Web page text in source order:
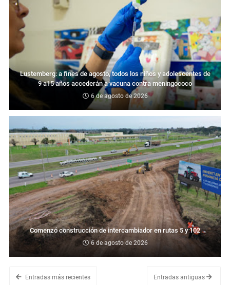
Lustemberg: a fines de agosto, todos los niños y adolescentes de
9 a15 años accederán a vacuna contra meningococo
6 de agosto de 2026
Comenzó construcción de intercambiador en rutas 5 y 102
6 de agosto de 2026
Entradas más recientes Entradas antiguas